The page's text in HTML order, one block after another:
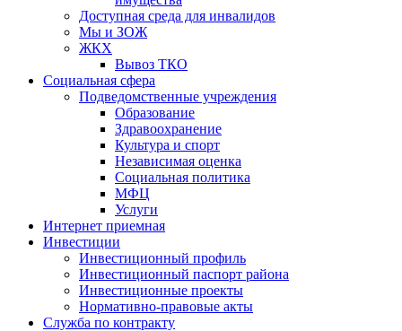
Доступная среда для инвалидов
Мы и ЗОЖ
ЖКХ
Вывоз ТКО
Социальная сфера
Подведомственные учреждения
Образование
Здравоохранение
Культура и спорт
Независимая оценка
Социальная политика
МФЦ
Услуги
Интернет приемная
Инвестиции
Инвестиционный профиль
Инвестиционный паспорт района
Инвестиционные проекты
Нормативно-правовые акты
Служба по контракту